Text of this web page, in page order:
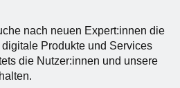
nach neuen Expert:innen die
Produkte und Services
die Nutzer:innen und unsere